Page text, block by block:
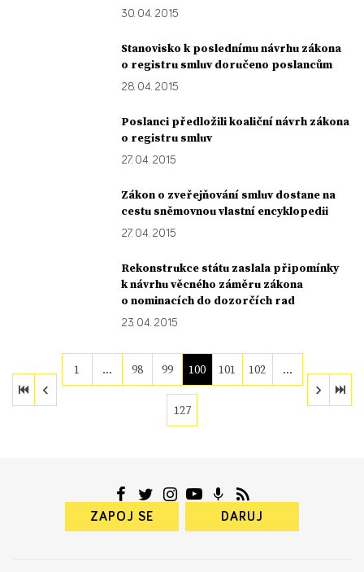
30. 04. 2015
Stanovisko k poslednímu návrhu zákona
o registru smluv doručeno poslancům
28. 04. 2015
Poslanci předložili koaliční návrh zákona
o registru smluv
27. 04. 2015
Zákon o zveřejňování smluv dostane na
cestu sněmovnou vlastní encyklopedii
27. 04. 2015
Rekonstrukce státu zaslala připomínky
k návrhu věcného záměru zákona
o nominacích do dozorčích rad
23. 04. 2015
1 … 98 99 100 101 102 …
127
ZAPOJ SE DARUJ